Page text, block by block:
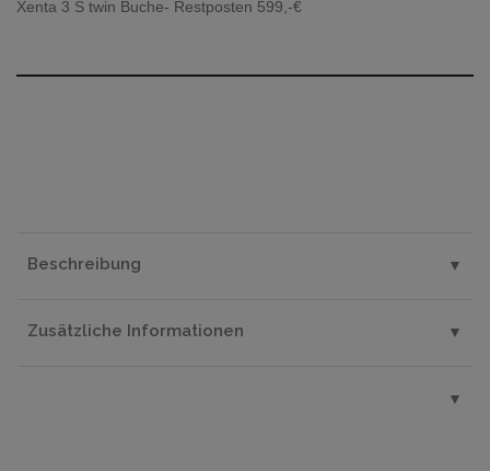
Xenta 3 S twin Buche- Restposten 599,-€
Beschreibung ▼
Zusätzliche Informationen ▼
▼